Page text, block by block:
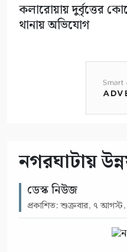
কলারোয়ায় দুর্বৃত্তের
থানায় অভিযোগ
নগরঘাটায়
ডেস্ক নিউজ
প্রকাশিত: শুক্রবার, ৭ আগস্ট,